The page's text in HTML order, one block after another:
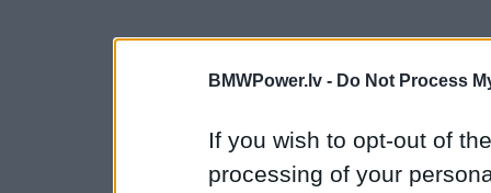
BMWPower.lv - Do Not Process
If you wish to opt-out of
processing of your